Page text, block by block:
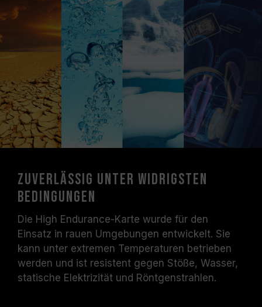
Zuverlässig unter widrigsten
Bedingungen
Die High Endurance-Karte wurde für den
Einsatz in rauen Umgebungen entwickelt. Sie
kann unter extremen Temperaturen betrieben
werden und ist resistent gegen Stöße, Wasser,
statische Elektrizität und Röntgenstrahlen.